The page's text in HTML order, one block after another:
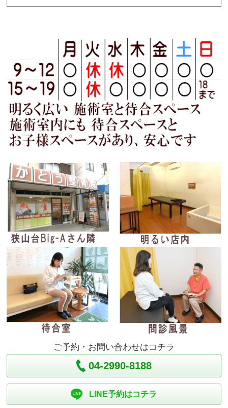
ご予約・お問い合わせはコチラ
04-2990-8188
LINE予約はコチラ